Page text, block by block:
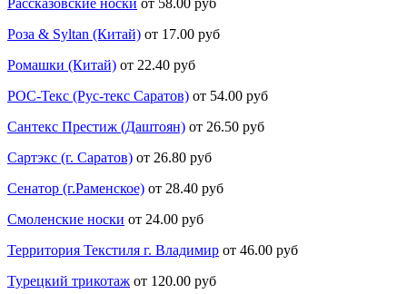
Роза & Syltan (Китай) от 17.00 руб
Ромашки (Китай) от 22.40 руб
РОС-Текс (Рус-текс Саратов) от 54.00 руб
Сантекс Престиж (Даштоян) от 26.50 руб
Сартэкс (г. Саратов) от 26.80 руб
Сенатор (г.Раменское) от 28.40 руб
Смоленские носки от 24.00 руб
Территория Текстиля г. Владимир от 46.00 руб
Турецкий трикотаж от 120.00 руб